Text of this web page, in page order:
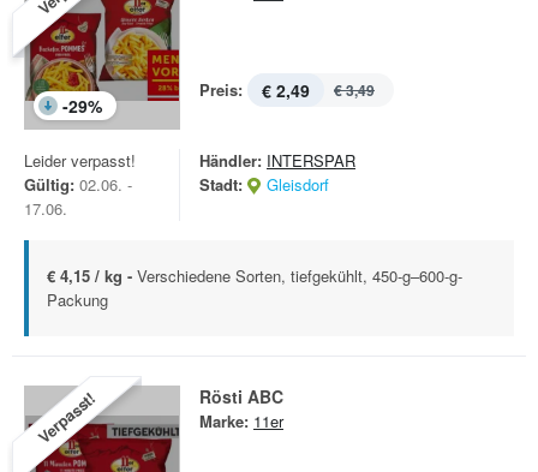
-29%
Preis: € 2,49 € 3,49
Leider verpasst!
Gültig: 02.06. -
17.06.
Händler: INTERSPAR
Stadt:
Gleisdorf
€ 4,15 / kg - Verschiedene Sorten, tiefgekühlt, 450-g–600-g-
Packung
Verpasst! Rösti ABC
Marke: 11er